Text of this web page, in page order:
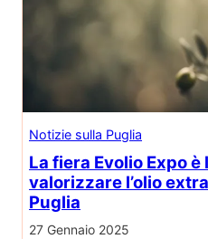
Notizie sulla Puglia
La fiera Evolio Expo è
valorizzare l’olio
Puglia
27 Gennaio 2025